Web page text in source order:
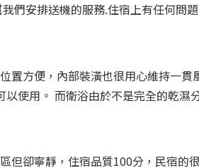
們安排送機的服務.住宿上有任何問
置方便，內部裝潢也很用心維持一
使用。 而衛浴由於不是完全的乾濕
但卻寧靜，住宿品質100分，民宿